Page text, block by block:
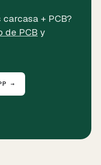
+ PCB?
de PCB y
→